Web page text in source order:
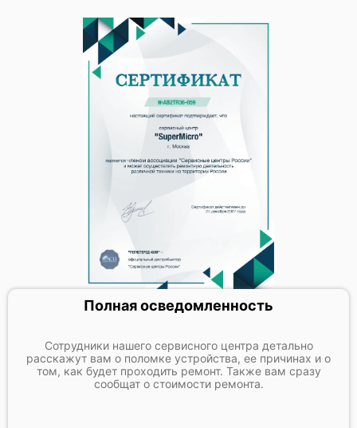
Полная осведомленность
Сотрудники нашего сервисного центра детально
расскажут вам о поломке устройства, ее причинах и о
том, как будет проходить ремонт. Также вам сразу
сообщат о стоимости ремонта.